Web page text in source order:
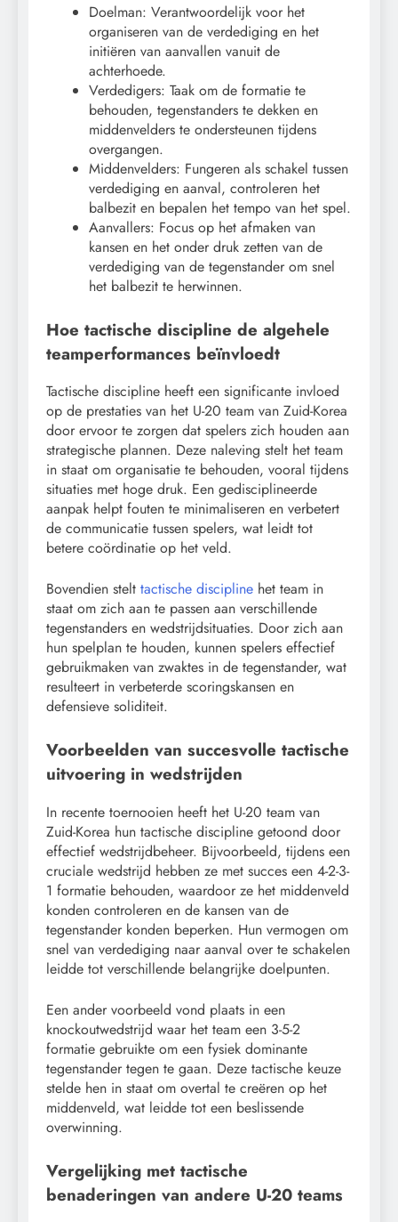
Doelman: Verantwoordelijk voor het
organiseren van de verdediging en het
initiëren van aanvallen vanuit de
achterhoede.
Verdedigers: Taak om de formatie te
behouden, tegenstanders te dekken en
middenvelders te ondersteunen tijdens
overgangen.
Middenvelders: Fungeren als schakel tussen
verdediging en aanval, controleren het
balbezit en bepalen het tempo van het spel.
Aanvallers: Focus op het afmaken van
kansen en het onder druk zetten van de
verdediging van de tegenstander om snel
het balbezit te herwinnen.
Hoe tactische discipline de algehele
teamperformances beïnvloedt
Tactische discipline heeft een significante invloed
op de prestaties van het U-20 team van Zuid-Korea
door ervoor te zorgen dat spelers zich houden aan
strategische plannen. Deze naleving stelt het team
in staat om organisatie te behouden, vooral tijdens
situaties met hoge druk. Een gedisciplineerde
aanpak helpt fouten te minimaliseren en verbetert
de communicatie tussen spelers, wat leidt tot
betere coördinatie op het veld.
Bovendien stelt tactische discipline het team in
staat om zich aan te passen aan verschillende
tegenstanders en wedstrijdsituaties. Door zich aan
hun spelplan te houden, kunnen spelers effectief
gebruikmaken van zwaktes in de tegenstander, wat
resulteert in verbeterde scoringskansen en
defensieve soliditeit.
Voorbeelden van succesvolle tactische
uitvoering in wedstrijden
In recente toernooien heeft het U-20 team van
Zuid-Korea hun tactische discipline getoond door
effectief wedstrijdbeheer. Bijvoorbeeld, tijdens een
cruciale wedstrijd hebben ze met succes een 4-2-3-
1 formatie behouden, waardoor ze het middenveld
konden controleren en de kansen van de
tegenstander konden beperken. Hun vermogen om
snel van verdediging naar aanval over te schakelen
leidde tot verschillende belangrijke doelpunten.
Een ander voorbeeld vond plaats in een
knockoutwedstrijd waar het team een 3-5-2
formatie gebruikte om een fysiek dominante
tegenstander tegen te gaan. Deze tactische keuze
stelde hen in staat om overtal te creëren op het
middenveld, wat leidde tot een beslissende
overwinning.
Vergelijking met tactische
benaderingen van andere U-20 teams